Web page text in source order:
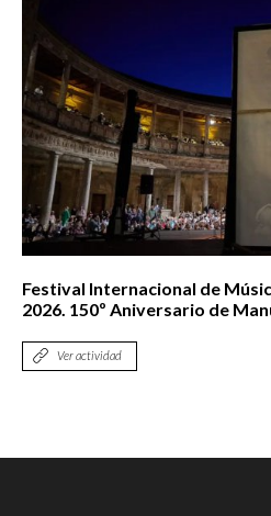
Festival Internacional de
2026. 150º Aniversario de
Ver actividad